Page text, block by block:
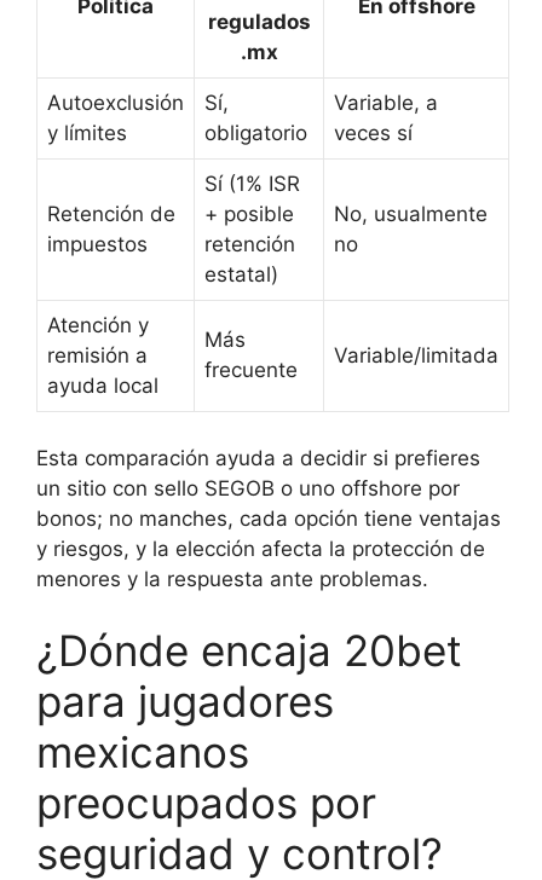
Política
regulados
.mx
En offshore
Autoexclusión
y límites
Sí,
obligatorio
Variable, a
veces sí
Retención de
impuestos
Sí (1% ISR
+ posible
retención
estatal)
No, usualmente
no
Atención y
remisión a
ayuda local
Más
frecuente
Variable/limitada
Esta comparación ayuda a decidir si prefieres
un sitio con sello SEGOB o uno offshore por
bonos; no manches, cada opción tiene ventajas
y riesgos, y la elección afecta la protección de
menores y la respuesta ante problemas.
¿Dónde encaja 20bet
para jugadores
mexicanos
preocupados por
seguridad y control?